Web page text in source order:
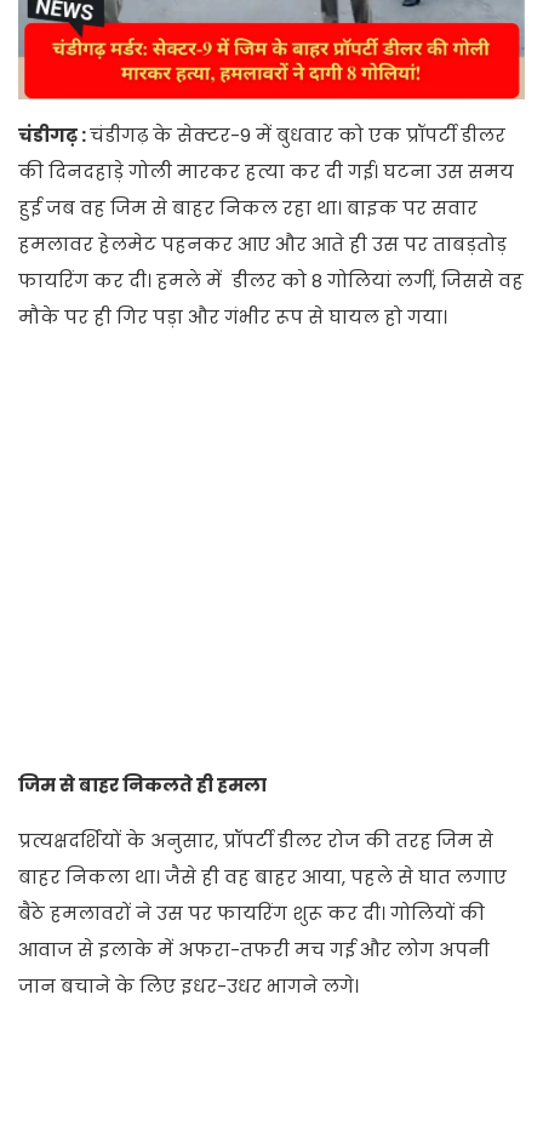
चंडीगढ़ :चंडीगढ़ के सेक्टर-9 में बुधवार को एक प्रॉपर्टी डीलर
की दिनदहाड़े गोली मारकर हत्या कर दी गई। घटना उस समय
हुई जब वह जिम से बाहर निकल रहा था। बाइक पर सवार
हमलावर हेलमेट पहनकर आए और आते ही उस पर ताबड़तोड़
फायरिंग कर दी। हमले में डीलर को 8 गोलियां लगीं, जिससे वह
मौके पर ही गिर पड़ा और गंभीर रूप से घायल हो गया।
जिम से बाहर निकलते ही हमला
प्रत्यक्षदर्शियों के अनुसार, प्रॉपर्टी डीलर रोज की तरह जिम से
बाहर निकला था। जैसे ही वह बाहर आया, पहले से घात लगाए
बैठे हमलावरों ने उस पर फायरिंग शुरू कर दी। गोलियों की
आवाज से इलाके में अफरा-तफरी मच गई और लोग अपनी
जान बचाने के लिए इधर-उधर भागने लगे।